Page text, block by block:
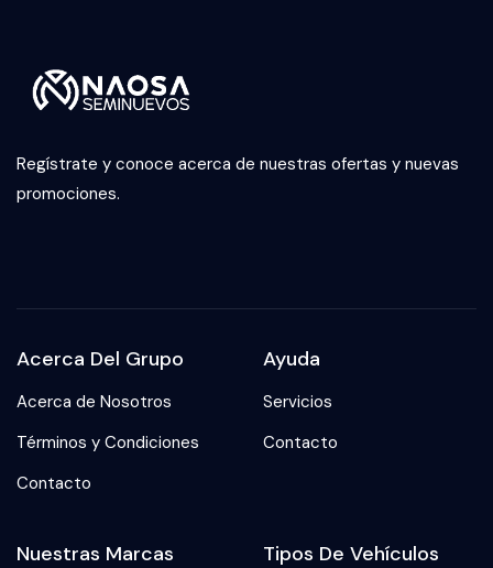
Regístrate y conoce acerca de nuestras ofertas y nuevas
promociones.
Acerca Del Grupo
Acerca de Nosotros
Términos y Condiciones
Contacto
Ayuda
Servicios
Contacto
Nuestras Marcas Tipos De Vehículos